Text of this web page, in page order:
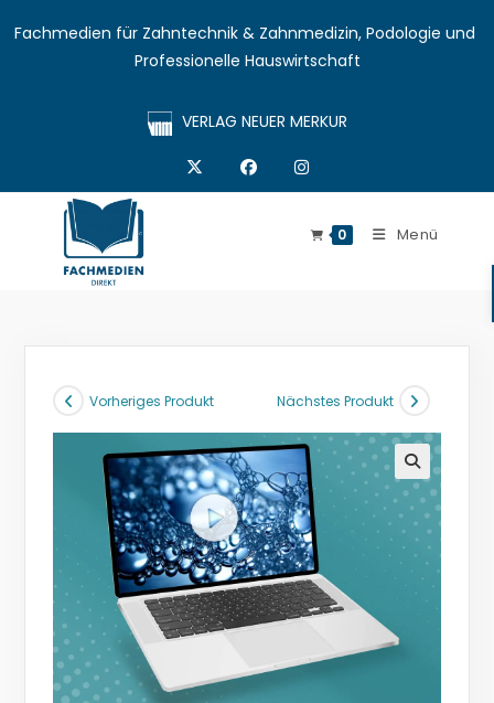
Fachmedien für Zahntechnik & Zahnmedizin, Podologie und
Professionelle Hauswirtschaft
VERLAG NEUER MERKUR
0 Menü
Vorheriges Produkt Nächstes Produkt
🔍